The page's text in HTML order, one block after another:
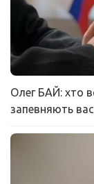
Олег БАЙ: хто
запевняють